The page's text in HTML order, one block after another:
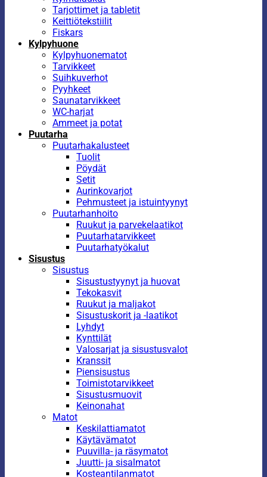
Tarjottimet ja tabletit
Keittiötekstiilit
Fiskars
Kylpyhuone
Kylpyhuonematot
Tarvikkeet
Suihkuverhot
Pyyhkeet
Saunatarvikkeet
WC-harjat
Ammeet ja potat
Puutarha
Puutarhakalusteet
Tuolit
Pöydät
Setit
Aurinkovarjot
Pehmusteet ja istuintyynyt
Puutarhanhoito
Ruukut ja parvekelaatikot
Puutarhatarvikkeet
Puutarhatyökalut
Sisustus
Sisustus
Sisustustyynyt ja huovat
Tekokasvit
Ruukut ja maljakot
Sisustuskorit ja -laatikot
Lyhdyt
Kynttilät
Valosarjat ja sisustusvalot
Kranssit
Piensisustus
Toimistotarvikkeet
Sisustusmuovit
Keinonahat
Matot
Keskilattiamatot
Käytävämatot
Puuvilla- ja räsymatot
Juutti- ja sisalmatot
Kosteantilanmatot